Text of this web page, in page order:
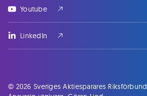
Youtube
LinkedIn
© 2026 Sveriges Aktiesparares Riksförbund